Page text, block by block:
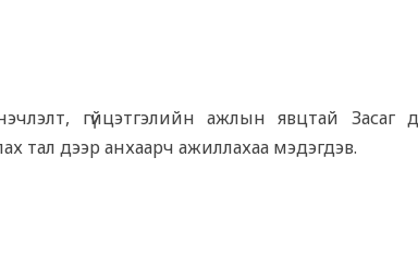
гүйцэтгэлийн ажлын явцтай Засаг
тал дээр анхаарч ажиллахаа мэдэгдэв.